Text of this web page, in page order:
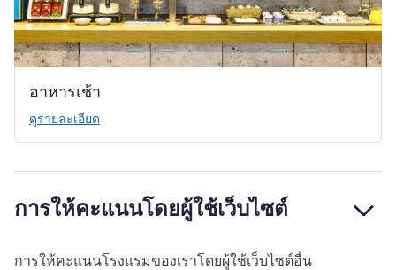
อาหารเช้า
ดูรายละเอียด
การให้คะแนนโดยผู้ใช้เว็บไซต์
การให้คะแนนโรงแรมของเราโดยผู้ใช้เว็บไซต์อื่น